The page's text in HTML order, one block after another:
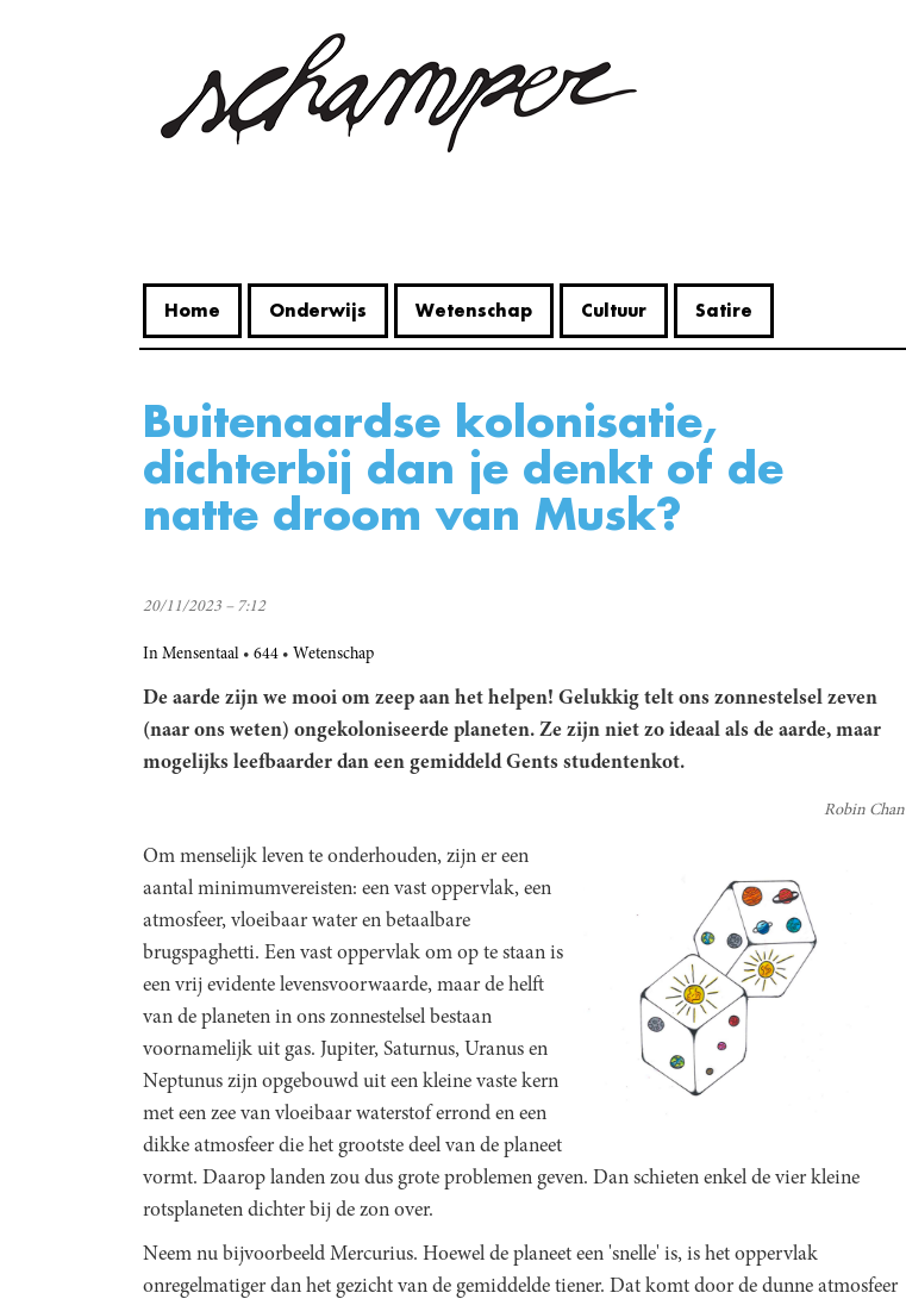
Home Onderwijs Wetenschap Cultuur Satire
Buitenaardse kolonisatie,
dichterbij dan je denkt of de
natte droom van Musk?
20/11/2023 – 7:12
In Mensentaal 644 Wetenschap
De aarde zijn we mooi om zeep aan het helpen! Gelukkig telt ons zonnestelsel zeven
(naar ons weten) ongekoloniseerde planeten. Ze zijn niet zo ideaal als de aarde, maar
mogelijks leefbaarder dan een gemiddeld Gents studentenkot.
Robin Chan
Om menselijk leven te onderhouden, zijn er een
aantal minimumvereisten: een vast oppervlak, een
atmosfeer, vloeibaar water en betaalbare
brugspaghetti. Een vast oppervlak om op te staan is
een vrij evidente levensvoorwaarde, maar de helft
van de planeten in ons zonnestelsel bestaan
voornamelijk uit gas. Jupiter, Saturnus, Uranus en
Neptunus zijn opgebouwd uit een kleine vaste kern
met een zee van vloeibaar waterstof errond en een
dikke atmosfeer die het grootste deel van de planeet
vormt. Daarop landen zou dus grote problemen geven. Dan schieten enkel de vier kleine
rotsplaneten dichter bij de zon over.
Neem nu bijvoorbeeld Mercurius. Hoewel de planeet een 'snelle' is, is het oppervlak
onregelmatiger dan het gezicht van de gemiddelde tiener. Dat komt door de dunne atmosfeer